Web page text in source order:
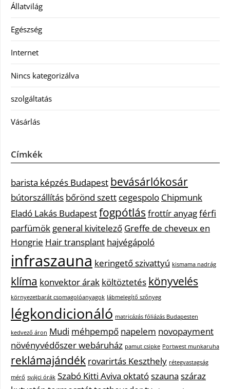
Állatvilág
Egészség
Internet
Nincs kategorizálva
szolgáltatás
Vásárlás
Címkék
barista képzés Budapest bevásárlókosár
bútorszállítás bőrönd szett cegespolo Chipmunk
Eladó Lakás Budapestfogpótlás frottír anyagférfi
parfümök general kivitelező Greffe de cheveux en
Hongrie Hair transplant hajvégápoló
infraszauna keringető szivattyú kismama nadrág
klíma konvektor árak költöztetés könyvelés
környezetbarát csomagolóanyagok lábmelegítő szőnyeg
légkondicionáló matricázás fóliázás Budapesten
kedvező áron Mudi méhpempő napelem novopayment
növényvédőszer webáruház pamut csipke Portwest munkaruha
reklámajándék rovarirtás Keszthely rétegvastagság
mérő svájci órák Szabó Kitti Aviva oktatószauna száraz